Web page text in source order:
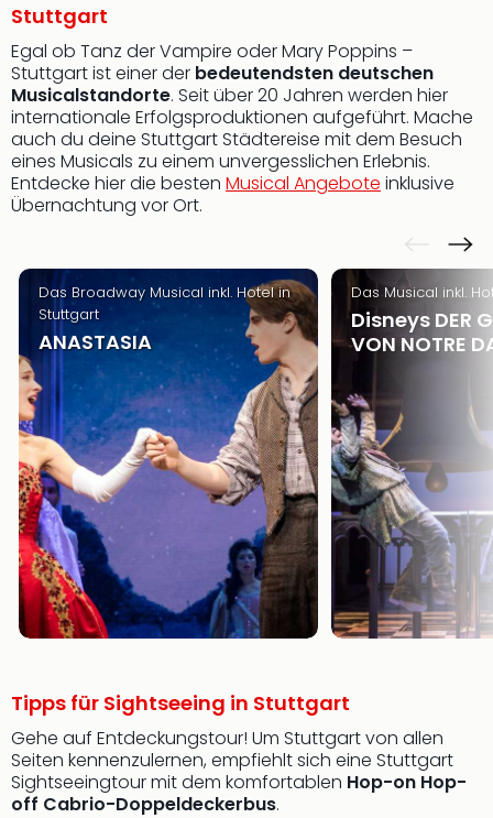
Stuttgart
Egal ob Tanz der Vampire oder Mary Poppins –
Stuttgart ist einer der bedeutendsten deutschen
Musicalstandorte. Seit über 20 Jahren werden hier
internationale Erfolgsproduktionen aufgeführt. Mache
auch du deine Stuttgart Städtereise mit dem Besuch
eines Musicals zu einem unvergesslichen Erlebnis.
Entdecke hier die besten Musical Angebote inklusive
Übernachtung vor Ort.
Das Broadway Musical inkl. Hotel in
Stuttgart
ANASTASIA
Das Musical inkl.
Disneys DER
VON NOTRE
Tipps für Sightseeing in Stuttgart
Gehe auf Entdeckungstour! Um Stuttgart von allen
Seiten kennenzulernen, empfiehlt sich eine Stuttgart
Sightseeingtour mit dem komfortablen Hop-on Hop-
off Cabrio-Doppeldeckerbus.